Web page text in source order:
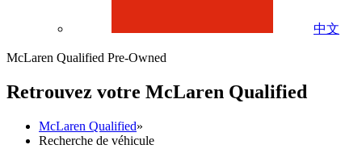
中文
McLaren Qualified Pre-Owned
Retrouvez votre McLaren Qualified
McLaren Qualified»
Recherche de véhicule